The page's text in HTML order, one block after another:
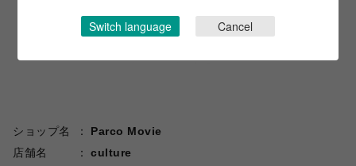
ショップ名
Parco Movie
店舗名
culture
Switch language Cancel